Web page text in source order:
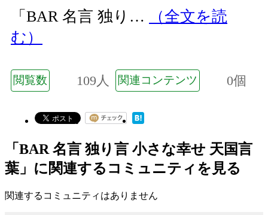
「BAR 名言 独り…
（全文を読
む）
閲覧数 109人 関連コンテンツ 0個
「BAR 名言 独り言 小さな幸せ 天国言
葉」に関連するコミュニティを見る
関連するコミュニティはありません